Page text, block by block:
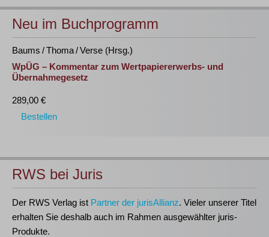
Neu im Buchprogramm
Baums / Thoma / Verse (Hrsg.)
WpÜG – Kommentar zum Wertpapiererwerbs- und
Übernahmegesetz
289,00 €
Bestellen
RWS bei Juris
Der RWS Verlag ist Partner der jurisAllianz. Vieler unserer Titel
erhalten Sie deshalb auch im Rahmen ausgewählter juris-
Produkte.